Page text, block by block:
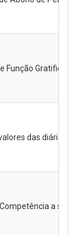
Função Gratificada
das diárias,
a